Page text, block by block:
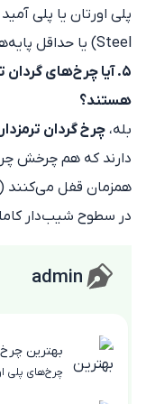
Steel) یا حداقل پایه‌های گالوانیزه با ضخامت بالاست.
۵. آیا چرخ‌های گردان
هستند؟
بله، چرخ‌ گردان ترمزدار
در سطوح شیب‌دار
admin
بهترین
چرخ‌های پلی